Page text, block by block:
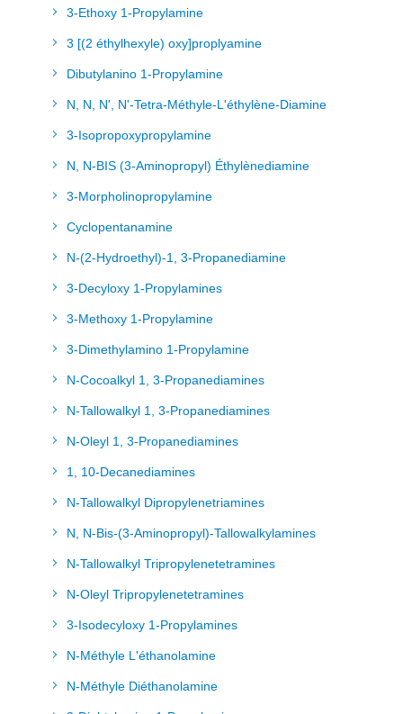
3-Ethoxy 1-Propylamine
3 [(2 éthylhexyle) oxy]proplyamine
Dibutylanino 1-Propylamine
N, N, N', N'-Tetra-Méthyle-L'éthylène-Diamine
3-Isopropoxypropylamine
N, N-BIS (3-Aminopropyl) Éthylènediamine
3-Morpholinopropylamine
Cyclopentanamine
N-(2-Hydroethyl)-1, 3-Propanediamine
3-Decyloxy 1-Propylamines
3-Methoxy 1-Propylamine
3-Dimethylamino 1-Propylamine
N-Cocoalkyl 1, 3-Propanediamines
N-Tallowalkyl 1, 3-Propanediamines
N-Oleyl 1, 3-Propanediamines
1, 10-Decanediamines
N-Tallowalkyl Dipropylenetriamines
N, N-Bis-(3-Aminopropyl)-Tallowalkylamines
N-Tallowalkyl Tripropylenetetramines
N-Oleyl Tripropylenetetramines
3-Isodecyloxy 1-Propylamines
N-Méthyle L'éthanolamine
N-Méthyle Diéthanolamine